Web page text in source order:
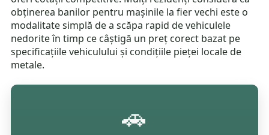
obținerea banilor pentru mașinile la fier vechi este o
modalitate simplă de a scăpa rapid de vehiculele
nedorite în timp ce câștigă un preț corect bazat pe
specificațiile vehiculului și condițiile pieței locale de
metale.
🚗